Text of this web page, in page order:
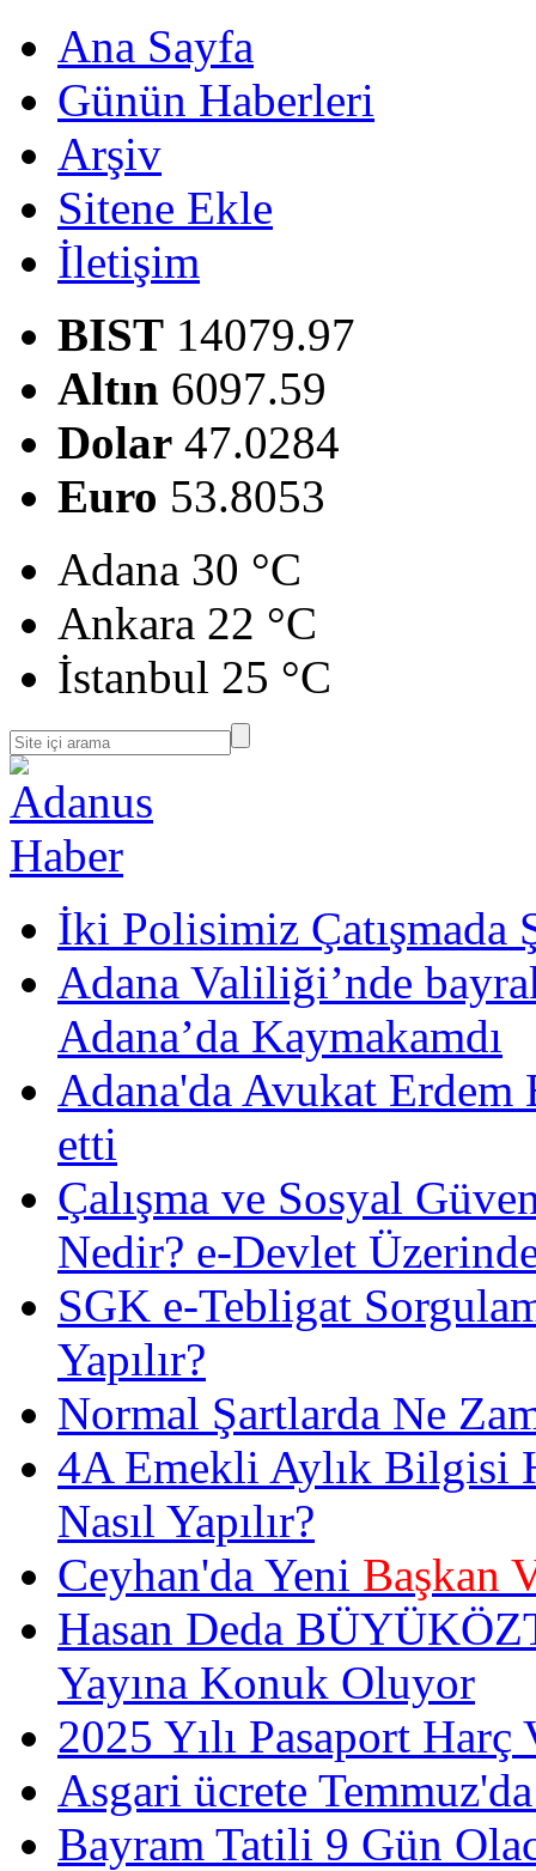
Ana Sayfa
Günün Haberleri
Arşiv
Sitene Ekle
İletişim
BIST 14079.97
Altın 6097.59
Dolar 47.0284
Euro 53.8053
Adana 30 °C
Ankara 22 °C
İstanbul 25 °C
İki Polisimiz Çatışmada
Adana Valiliği’nde
Adana’da Kaymakamdı
Adana'da Avukat Erdem
etti
Çalışma ve Sosyal
Nedir? e-Devlet
SGK e-Tebligat
Yapılır?
Normal Şartlarda Ne
4A Emekli Aylık Bilgisi
Nasıl Yapılır?
Ceyhan'da Yeni Başkan
Hasan Deda
Yayına Konuk Oluyor
2025 Yılı Pasaport
Asgari ücrete
Bayram Tatili 9 Gün